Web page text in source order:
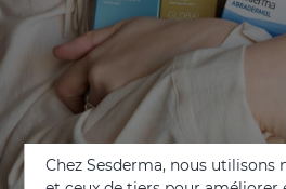
Chez Sesderma, nous utilisons